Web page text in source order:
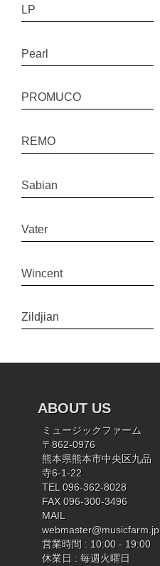
LP
Pearl
PROMUCO
REMO
Sabian
Vater
Wincent
Zildjian
ABOUT US
ミュージックファーム
〒862-0976
熊本県熊本市中央区九品
寺6-1-22
TEL 096-362-8028
FAX 096-300-3496
MAIL
webmaster@musicfarm.jp
営業時間 : 10:00 - 19:00
休業日 : 毎週火曜日